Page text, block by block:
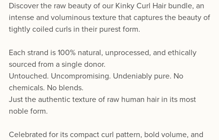
Discover the raw beauty of our Kinky Curl Hair bundle, an
intense and voluminous texture that captures the beauty of
tightly coiled curls in their purest form.
Each strand is 100% natural, unprocessed, and ethically
sourced from a single donor.
Untouched. Uncompromising. Undeniably pure. No
chemicals. No blends.
Just the authentic texture of raw human hair in its most
noble form.
Celebrated for its compact curl pattern, bold volume, and